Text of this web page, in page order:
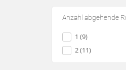
Anzahl abgehende
1 (9)
2 (11)